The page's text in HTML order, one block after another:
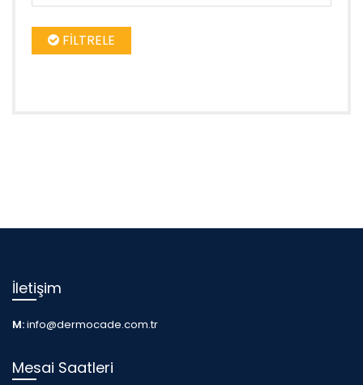
FİLTRELE
İletişim
M:info@dermocade.com.tr
Mesai Saatleri